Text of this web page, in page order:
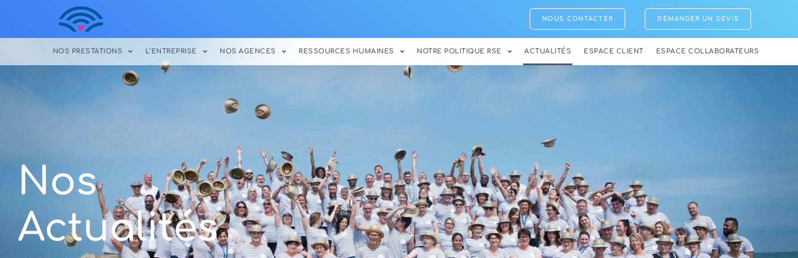
NOUS CONTACTER DEMANDER UN DEVIS
NOS PRESTATIONS L’ENTREPRISE NOS AGENCES RESSOURCES HUMAINES NOTRE POLITIQUE RSE ACTUALITÉS ESPACE CLIENT ESPACE COLLABORATEURS
Nos
Actualités